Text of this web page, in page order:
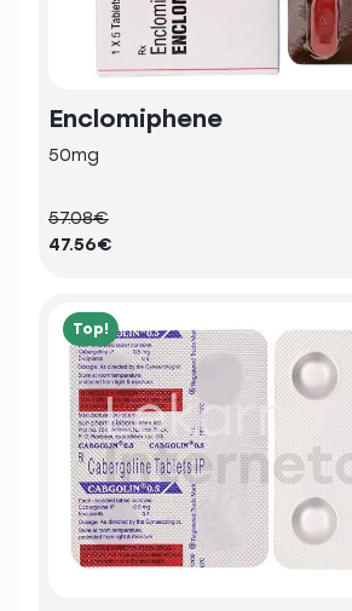
Enclomiphene
50mg
57.08€
47.56€
Top!